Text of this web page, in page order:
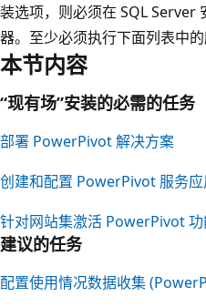
装选项，则必须在 SQL Server
器。至少必须执行下面列表中
本节内容
“现有场”安装的必需的任务
部署 PowerPivot 解决方案
创建和配置 PowerPivot 服务
针对网站集激活 PowerPivot
建议的任务
配置使用情况数据收集